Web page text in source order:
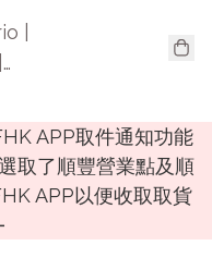
|
APP取件通知功能
取了順豐營業點及順
APP以便收取取貨